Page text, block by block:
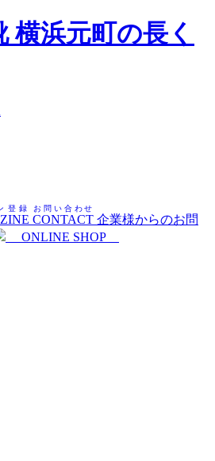
登録
CONTACT
お問い合わせ
企業様からのお問
ONLINE SHOP